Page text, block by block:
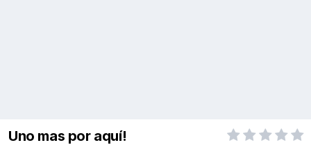
Uno mas por aquí!